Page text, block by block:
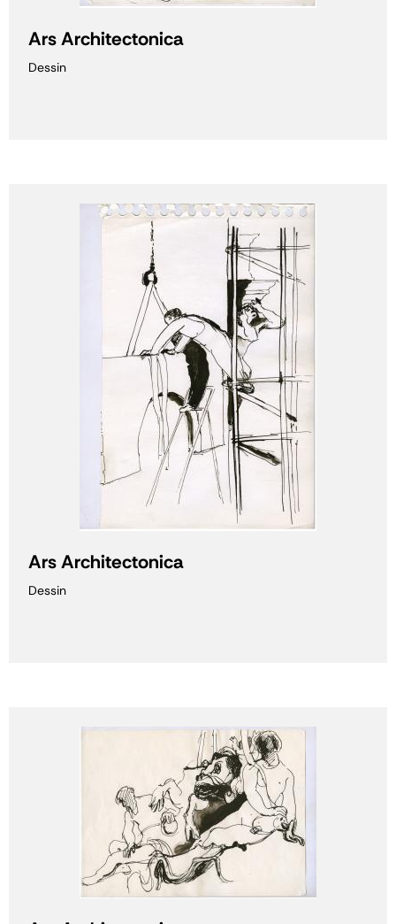
Ars Architectonica
Dessin
Ars Architectonica
Dessin